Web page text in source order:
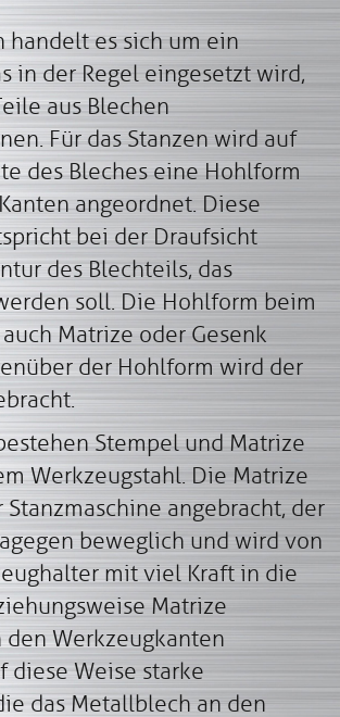
handelt es sich um ein
in der Regel eingesetzt wird,
aus Blechen
Für das Stanzen wird auf
des Bleches eine Hohlform
angeordnet. Diese
bei der Draufsicht
des Blechteils, das
soll. Die Hohlform beim
Matrize oder Gesenk
der Hohlform wird der
Stempel und Matrize
Werkzeugstahl. Die Matrize
angebracht, der
beweglich und wird von
mit viel Kraft in die
Matrize
den Werkzeugkanten
diese Weise starke
das Metallblech an den